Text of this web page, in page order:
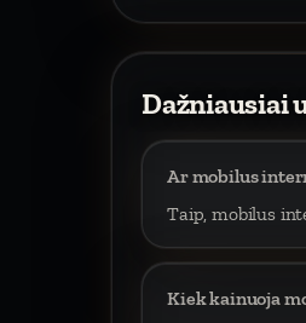
Dažniausiai
Ar mobilus
Taip, mobilus
Kiek kainuoja